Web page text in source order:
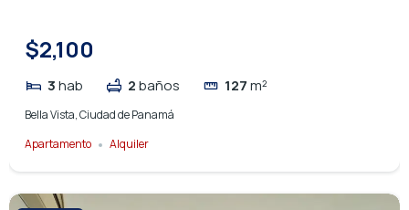
$2,100
3hab 2baños 127m²
Bella Vista, Ciudad de Panamá
Apartamento
Alquiler